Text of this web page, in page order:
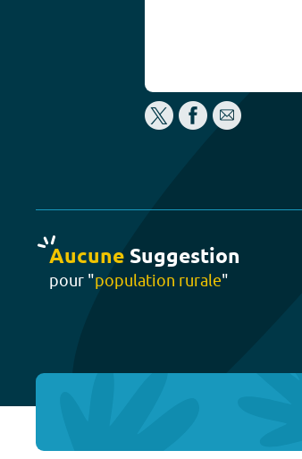
Aucune Suggestion
pour "population rurale"